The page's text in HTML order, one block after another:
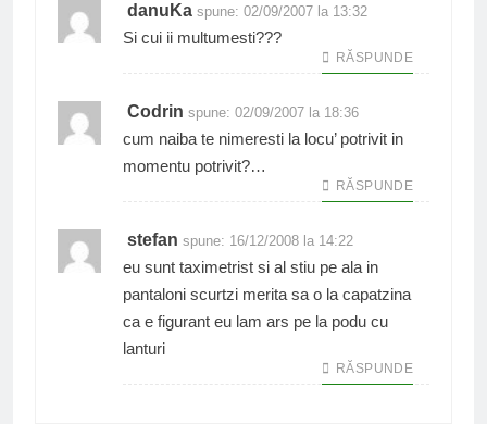
danuKa spune: 02/09/2007 la 13:32
Si cui ii multumesti???
RĂSPUNDE
Codrin spune: 02/09/2007 la 18:36
cum naiba te nimeresti la locu’ potrivit in
momentu potrivit?…
RĂSPUNDE
stefan spune: 16/12/2008 la 14:22
eu sunt taximetrist si al stiu pe ala in
pantaloni scurtzi merita sa o la capatzina
ca e figurant eu lam ars pe la podu cu
lanturi
RĂSPUNDE